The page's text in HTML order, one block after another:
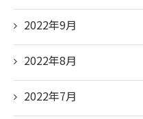
2022年9月
2022年8月
2022年7月